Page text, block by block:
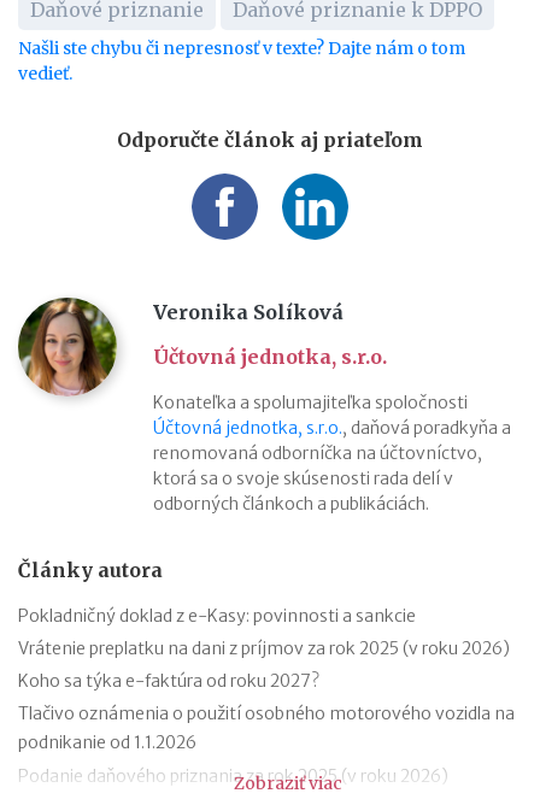
Daňové priznanie Daňové priznanie k DPPO
Našli ste chybu či nepresnosť v texte? Dajte nám o tom
vedieť.
Odporučte článok aj priateľom
Veronika Solíková
Účtovná jednotka, s.r.o.
Konateľka a spolumajiteľka spoločnosti
Účtovná jednotka, s.r.o., daňová poradkyňa a
renomovaná odborníčka na účtovníctvo,
ktorá sa o svoje skúsenosti rada delí v
odborných článkoch a publikáciách.
Články autora
Pokladničný doklad z e-Kasy: povinnosti a sankcie
Vrátenie preplatku na dani z príjmov za rok 2025 (v roku 2026)
Koho sa týka e-faktúra od roku 2027?
Tlačivo oznámenia o použití osobného motorového vozidla na
podnikanie od 1.1.2026
Podanie daňového priznania za rok 2025 (v roku 2026)
Zobraziť viac